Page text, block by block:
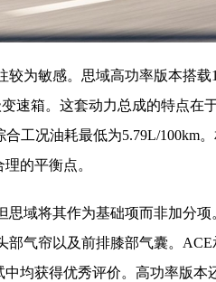
较为敏感。思域高功率版本搭
速箱。这套动力总成的特点在
工况油耗最低为5.79L/100km
的平衡点。
域将其作为基础项而非加分
气帘以及前排膝部气囊。
均获得优秀评价。高功率版本